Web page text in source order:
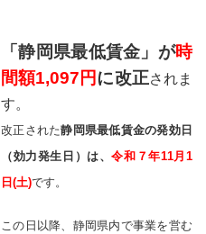
「静岡県最低賃金」が時
間額1,097円に改正されま
す。
改正された静岡県最低賃金の発効日
（効力発生日）は、令和７年11月1
日(土)です。
この日以降、静岡県内で事業を営む